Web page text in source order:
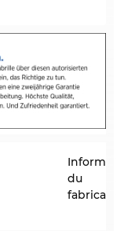
du
fabricant